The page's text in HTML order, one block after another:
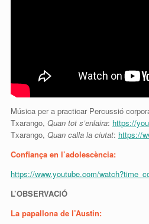
Música per a practicar Percussió
Txarango, Quan tot s’enlaira: https://
Txarango, Quan calla la ciutat: https://
Confiança en l’adolescència:
https://www.youtube.com/
L’OBSERVACIÓ
La papallona de l’Austin: